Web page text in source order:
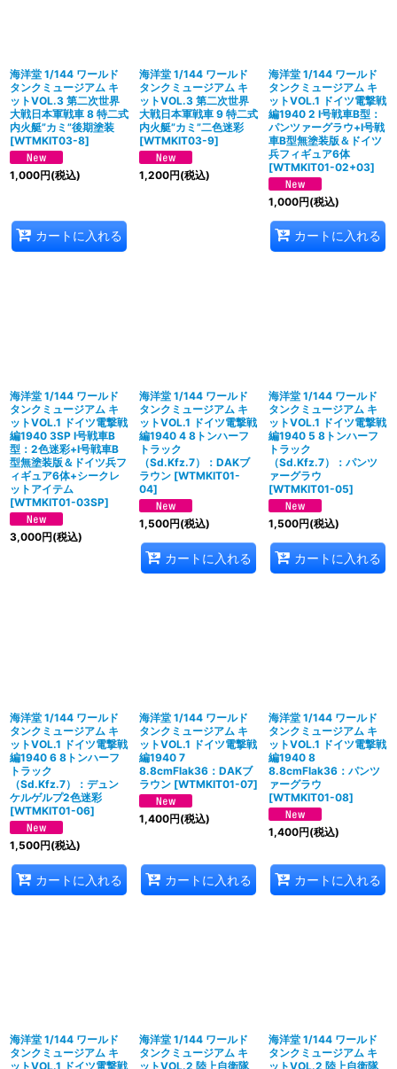
海洋堂 1/144 ワールド
タンクミュージアム キ
ットVOL.3 第二次世界
大戦日本軍戦車 8 特二式
内火艇”カミ”後期塗装
[WTMKIT03-8]
1,000円(税込)
カートに入れる
海洋堂 1/144 ワールド
タンクミュージアム キ
ットVOL.3 第二次世界
大戦日本軍戦車 9 特二式
内火艇”カミ”二色迷彩
[WTMKIT03-9]
1,200円(税込)
海洋堂 1/144 ワールド
タンクミュージアム キ
ットVOL.1 ドイツ電撃戦
編1940 2 I号戦車B型：
パンツァーグラウ+I号戦
車B型無塗装版＆ドイツ
兵フィギュア6体
[WTMKIT01-02+03]
1,000円(税込)
カートに入れる
海洋堂 1/144 ワールド
タンクミュージアム キ
ットVOL.1 ドイツ電撃戦
編1940 3SP I号戦車B
型：2色迷彩+I号戦車B
型無塗装版＆ドイツ兵フ
ィギュア6体+シークレ
ットアイテム
[WTMKIT01-03SP]
3,000円(税込)
海洋堂 1/144 ワールド
タンクミュージアム キ
ットVOL.1 ドイツ電撃戦
編1940 4 8トンハーフ
トラック
（Sd.Kfz.7）：DAKブ
ラウン [WTMKIT01-
04]
1,500円(税込)
カートに入れる
海洋堂 1/144 ワールド
タンクミュージアム キ
ットVOL.1 ドイツ電撃戦
編1940 5 8トンハーフ
トラック
（Sd.Kfz.7）：パンツ
ァーグラウ
[WTMKIT01-05]
1,500円(税込)
カートに入れる
海洋堂 1/144 ワールド
タンクミュージアム キ
ットVOL.1 ドイツ電撃戦
編1940 6 8トンハーフ
トラック
（Sd.Kfz.7）：デュン
ケルゲルプ2色迷彩
[WTMKIT01-06]
1,500円(税込)
カートに入れる
海洋堂 1/144 ワールド
タンクミュージアム キ
ットVOL.1 ドイツ電撃戦
編1940 7
8.8cmFlak36：DAKブ
ラウン [WTMKIT01-07]
1,400円(税込)
カートに入れる
海洋堂 1/144 ワールド
タンクミュージアム キ
ットVOL.1 ドイツ電撃戦
編1940 8
8.8cmFlak36：パンツ
ァーグラウ
[WTMKIT01-08]
1,400円(税込)
カートに入れる
海洋堂 1/144 ワールド
タンクミュージアム キ
ットVOL.1 ドイツ電撃戦
海洋堂 1/144 ワールド
タンクミュージアム キ
ットVOL.2 陸上自衛隊
海洋堂 1/144 ワールド
タンクミュージアム キ
ットVOL.2 陸上自衛隊